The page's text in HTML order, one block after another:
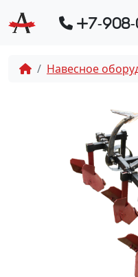
+7-908-
Навесное